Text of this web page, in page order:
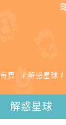
首頁 解惑星球
解惑星球